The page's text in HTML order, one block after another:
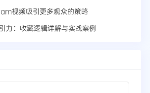
视频吸引更多观众的策略
力：收藏逻辑详解与实战案例